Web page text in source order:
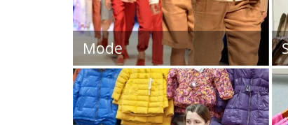
Mode